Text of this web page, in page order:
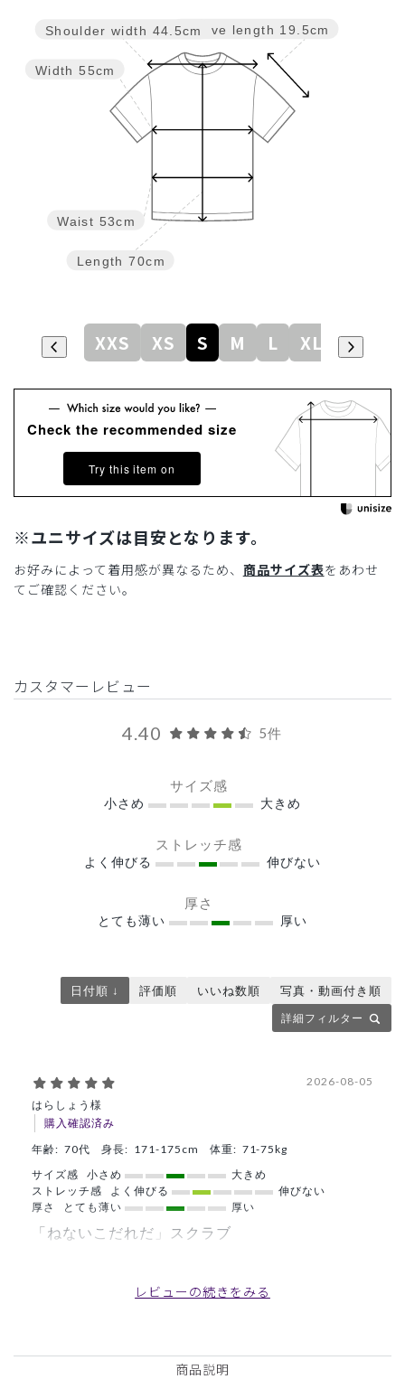
Sleeve length 19.5cm
Length 70cm
Waist 53cm
Width 55cm
Shoulder width 44.5cm
XXS XS S M L XL
Check the recommended size
Try this item on
※ユニサイズは目安となります。
お好みによって着用感が異なるため、 商品サイズ表をあわせ
てご確認ください。
カスタマーレビュー
4.40 5件
サイズ感
小さめ 大きめ
ストレッチ感
よく伸びる 伸びない
厚さ
とても薄い 厚い
詳細フィルター
日付順 ↓ 評価順 いいね数順 写真・動画付き順
はらしょう様
購入確認済み
2026-08-05
年齢: 70代 身長: 171-175cm 体重: 71-75kg
サイズ感
小さめ
大きめ
ストレッチ感
よく伸びる
伸びない
厚さ
とても薄い 厚い
「ねないこだれだ」スクラブ
ないので、子どもたちの反応は、残念ながらありません。
R91Scrub Canvas Club:ねないこだれだスクラブ
レビューの続きをみる
商品説明